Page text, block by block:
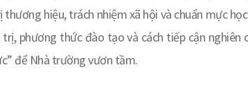
hiệu, trách nhiệm xã hội và chuẩn mực
phương thức đào tạo và cách tiếp cận nghiên
để Nhà trường vươn tầm.